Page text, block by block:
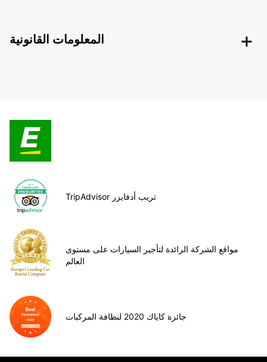
المعلومات القانونية
TripAdvisor تريب أدفايزر
مواقع الشركة الرائدة لتأجير السيارات على مستوى
العالم
جائزة كاياك 2020 لنظافة المركبات